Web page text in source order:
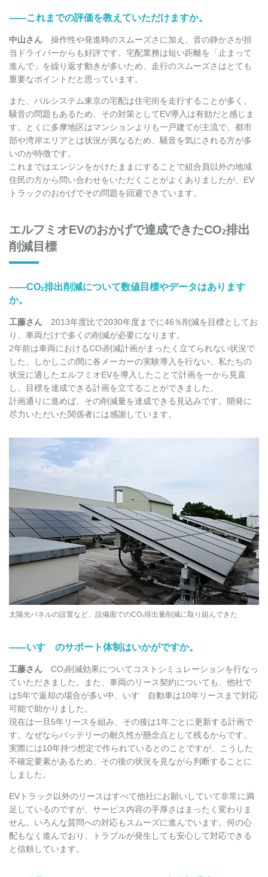
――これまでの評価を教えていただけますか。
中山さん 操作性や発進時のスムーズさに加え、音の静かさが担
当ドライバーからも好評です。宅配業務は短い距離を「止まって
進んで」を繰り返す動きが多いため、走行のスムーズさはとても
重要なポイントだと思っています。
また、パルシステム東京の宅配は住宅街を走行することが多く、
騒音の問題もあるため、その対策としてEV導入は有効だと感じま
す。とくに多摩地区はマンションよりも一戸建てが主流で、都市
部や湾岸エリアとは状況が異なるため、騒音を気にされる方が多
いのが特徴です。
これまではエンジンをかけたままにすることで組合員以外の地域
住民の方から問い合わせをいただくことがよくありましたが、EV
トラックのおかげでその問題を回避できています。
エルフミオEVのおかげで達成できたCO2排出
削減目標
――CO2排出削減について数値目標やデータはあります
か。
工藤さん 2013年度比で2030年度までに46％削減を目標としてお
り、車両だけで多くの削減が必要になります。
2年前は車両におけるCO2削減計画がまったく立てられない状況で
した。しかしこの間に各メーカーの実験導入を行ない、私たちの
状況に適したエルフミオEVを導入したことで計画を一から見直
し、目標を達成できる計画を立てることができました。
計画通りに進めば、その削減量を達成できる見込みです。開発に
尽力いただいた関係者には感謝しています。
太陽光パネルの設置など、設備面でのCO2排出量削減に取り組んできた
――いすゞのサポート体制はいかがですか。
工藤さん CO2削減効果についてコストシミュレーションを行なっ
ていただきました。また、車両のリース契約についても、他社で
は5年で返却の場合が多い中、いすゞ自動車は10年リースまで対応
可能で助かりました。
現在は一旦5年リースを組み、その後は1年ごとに更新する計画で
す。なぜならバッテリーの耐久性が懸念点として残るからです。
実際には10年持つ想定で作られているとのことですが、こうした
不確定要素があるため、その後の状況を見ながら判断することに
しました。
EVトラック以外のリースはすべて他社にお願いしていて非常に満
足しているのですが、サービス内容の手厚さはまったく変わりま
せん。いろんな質問への対応もスムーズに進んでいます。何の心
配もなく進んでおり、トラブルが発生しても安心して対応できる
と信頼しています。